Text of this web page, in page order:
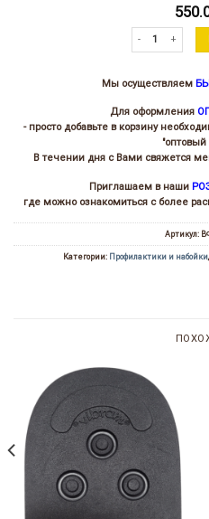
Количество
Мы осуществляем
Для оформления
- просто добавьте в корзину
"оптовый
В течении дня с Вами свяжется
Приглашаем в наши
где можно ознакомиться с более
Артикул:
Категории: Профилактики и набойки,